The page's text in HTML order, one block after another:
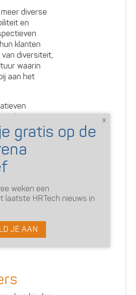
diverse
en
klanten
diversiteit,
waarin
aan het
het
was niet
te
van hun
door de
opgeroepen
van een
en
en hun
weken een
laatste HRTech nieuws in
JE AAN